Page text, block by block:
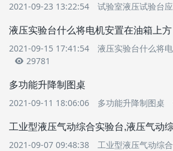
2021-09-23 13:22:54 试验室液压试验台
液压实验台什么将电机安置在油箱上方
2021-09-15 17:41:54
液压实验台什么将
29781
多功能升降制图桌
2021-09-11 18:06:06 多功能升降制图桌
工业型液压气动综合实验台,液压气动
2021-09-07 09:48:38
工业型液压气动综